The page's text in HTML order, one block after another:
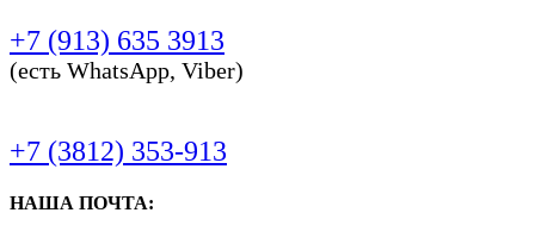
+7 (913) 635 3913
(есть WhatsApp, Viber)
+7 (3812) 353-913
НАША ПОЧТА: